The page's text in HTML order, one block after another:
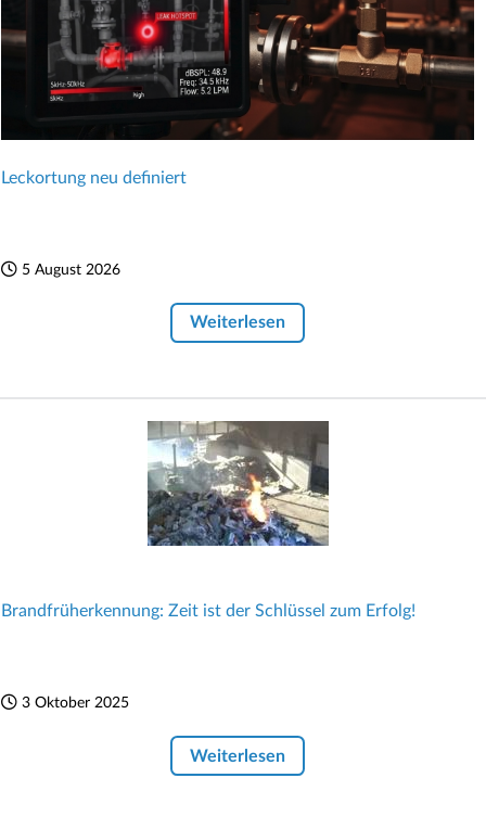
Leckortung neu definiert
5 August 2026
Weiterlesen
Brandfrüherkennung: Zeit ist der Schlüssel zum Erfolg!
3 Oktober 2025
Weiterlesen